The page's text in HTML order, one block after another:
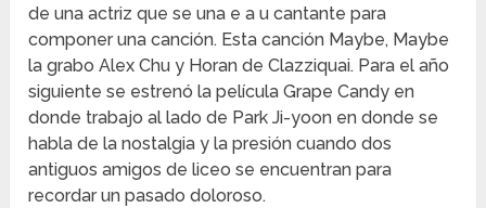
de una actriz que se una e a u cantante para
componer una canción. Esta canción Maybe, Maybe
la grabo Alex Chu y Horan de Clazziquai. Para el año
siguiente se estrenó la película Grape Candy en
donde trabajo al lado de Park Ji-yoon en donde se
habla de la nostalgia y la presión cuando dos
antiguos amigos de liceo se encuentran para
recordar un pasado doloroso.